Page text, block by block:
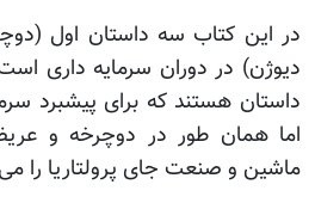
در این کتاب سه داستان اول
دیوژن) در دوران سرمایه داری است
داستان هستند که برای پیشبرد
اما همان طور در دوچرخه و
ماشین و صنعت جای پرولتاریا را